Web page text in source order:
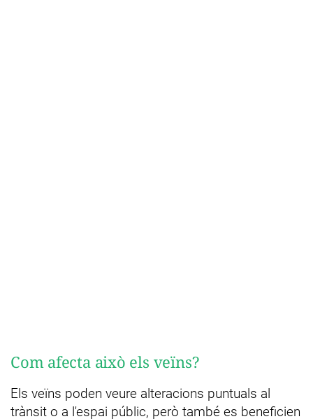
Com afecta això els veïns?
Els veïns poden veure alteracions puntuals al
trànsit o a l'espai públic, però també es beneficien